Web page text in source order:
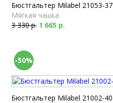
Бюстгальтер Milabel 21053-37
Мягкая чашка
3 330 р. 1 665 р.
-50%
Бюстгальтер Milabel 21002-40